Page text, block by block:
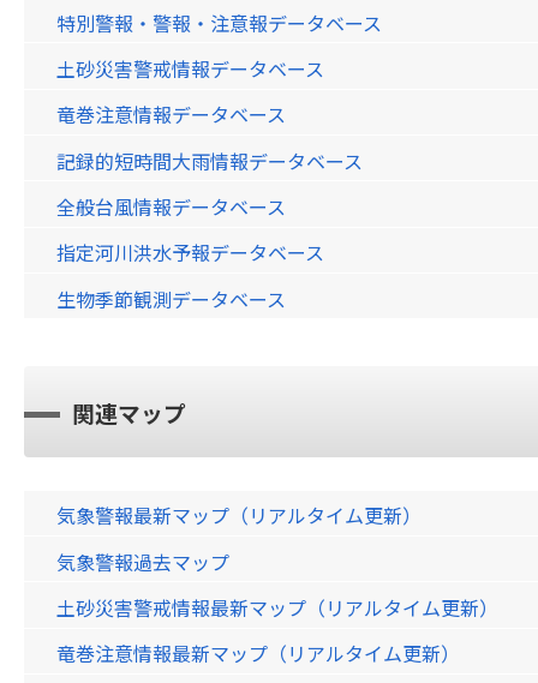
特別警報・警報・注意報データベース
土砂災害警戒情報データベース
竜巻注意情報データベース
記録的短時間大雨情報データベース
全般台風情報データベース
指定河川洪水予報データベース
生物季節観測データベース
関連マップ
気象警報最新マップ（リアルタイム更新）
気象警報過去マップ
土砂災害警戒情報最新マップ（リアルタイム更新）
竜巻注意情報最新マップ（リアルタイム更新）